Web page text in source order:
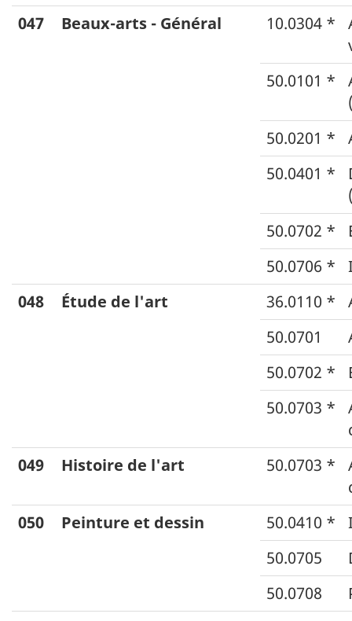
047
Beaux-arts - Général 10.0304 *
50.0101 *
50.0201 *
50.0401 *
50.0702 *
50.0706 *
048
Étude de l'art 36.0110 *
50.0701
50.0702 *
50.0703 *
049
Histoire de l'art 50.0703 *
050
Peinture et dessin 50.0410 *
50.0705
50.0708